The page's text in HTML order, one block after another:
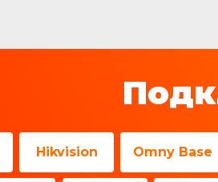
Hikvision Omny Base